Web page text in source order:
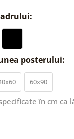
posterului:
60x90
în cm ca